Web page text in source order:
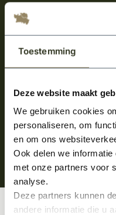
Toestemming
Deze website maakt
We gebruiken cookies
personaliseren, om
en om ons
Ook delen we
met onze partners voor
analyse.
Deze partners kunnen
andere informatie die u
Meld je aan en
over onze
Aanmelden voor de